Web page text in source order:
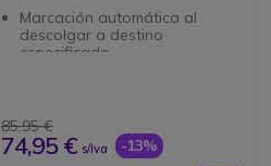
Marcación automática al
descolgar a destino
especificado
mayor higiene
Frontal personalizable
3 teclas de función
85,95 €
74,95 € s/Iva -13%